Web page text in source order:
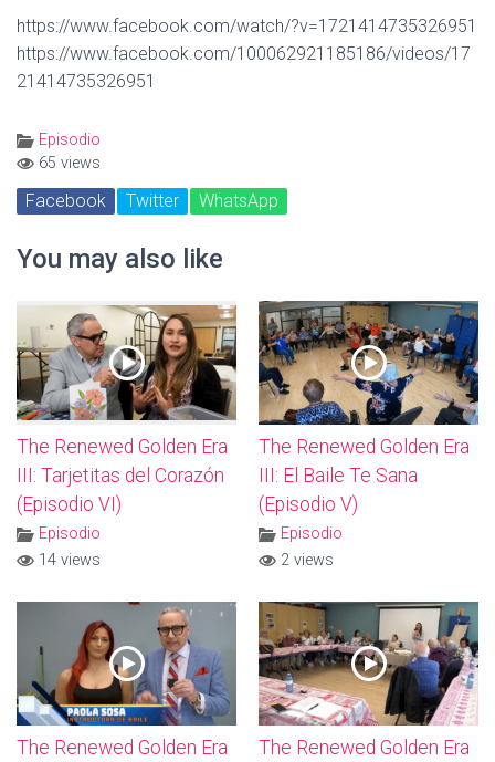
https://www.facebook.com/watch/?v=1721414735326951
https://www.facebook.com/100062921185186/videos/17
21414735326951
Episodio
65 views
Facebook Twitter WhatsApp
You may also like
The Renewed Golden Era
III: Tarjetitas del Corazón
(Episodio VI)
Episodio
14 views
The Renewed Golden Era
III: El Baile Te Sana
(Episodio V)
Episodio
2 views
The Renewed Golden Era
The Renewed Golden Era